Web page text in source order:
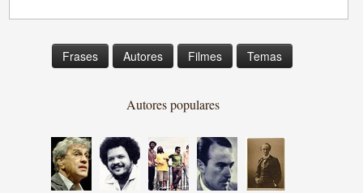
Frases Autores Filmes Temas
Autores populares